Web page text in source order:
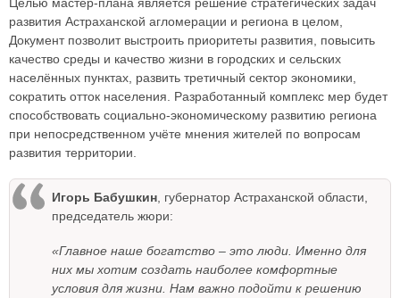
развития Астраханской агломерации и региона в целом,
Документ позволит выстроить приоритеты развития, повысить
качество среды и качество жизни в городских и сельских
населённых пунктах, развить третичный сектор экономики,
сократить отток населения. Разработанный комплекс мер будет
способствовать социально-экономическому развитию региона
при непосредственном учёте мнения жителей по вопросам
развития территории.
Игорь Бабушкин , губернатор Астраханской области,
председатель жюри:
«Главное наше богатство – это люди. Именно для
них мы хотим создать наиболее комфортные
условия для жизни. Нам важно подойти к решению